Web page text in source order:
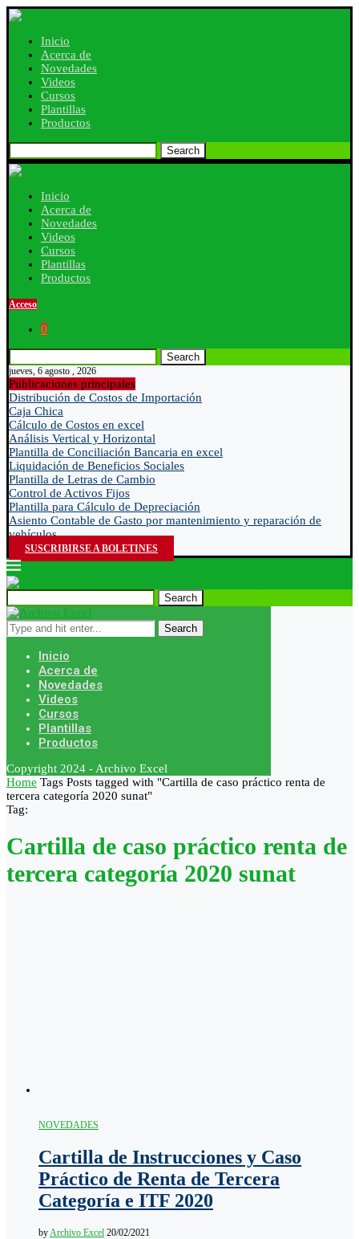
Inicio
Acerca de
Novedades
Videos
Cursos
Plantillas
Productos
Search
Inicio
Acerca de
Novedades
Videos
Cursos
Plantillas
Productos
Acceso
0
Search
jueves, 6 agosto , 2026
Publicaciones principales
Distribución de Costos de Importación
Caja Chica
Cálculo de Costos en excel
Análisis Vertical y Horizontal
Plantilla de Conciliación Bancaria en excel
Liquidación de Beneficios Sociales
Plantilla de Letras de Cambio
Control de Activos Fijos
Plantilla para Cálculo de Depreciación
Asiento Contable de Gasto por mantenimiento y reparación de
vehículos
SUSCRIBIRSE A BOLETINES
Search
Search
Inicio
Acerca de
Novedades
Videos
Cursos
Plantillas
Productos
Copyright 2024 - Archivo Excel
Home Tags Posts tagged with "Cartilla de caso práctico renta de
tercera categoría 2020 sunat"
Tag:
Cartilla de caso práctico renta de
tercera categoría 2020 sunat
NOVEDADES
Cartilla de Instrucciones y Caso
Práctico de Renta de Tercera
Categoría e ITF 2020
by Archivo Excel 20/02/2021